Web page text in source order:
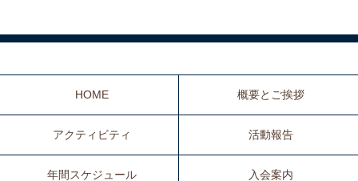
HOME 概要とご挨拶
アクティビティ 活動報告
年間スケジュール 入会案内